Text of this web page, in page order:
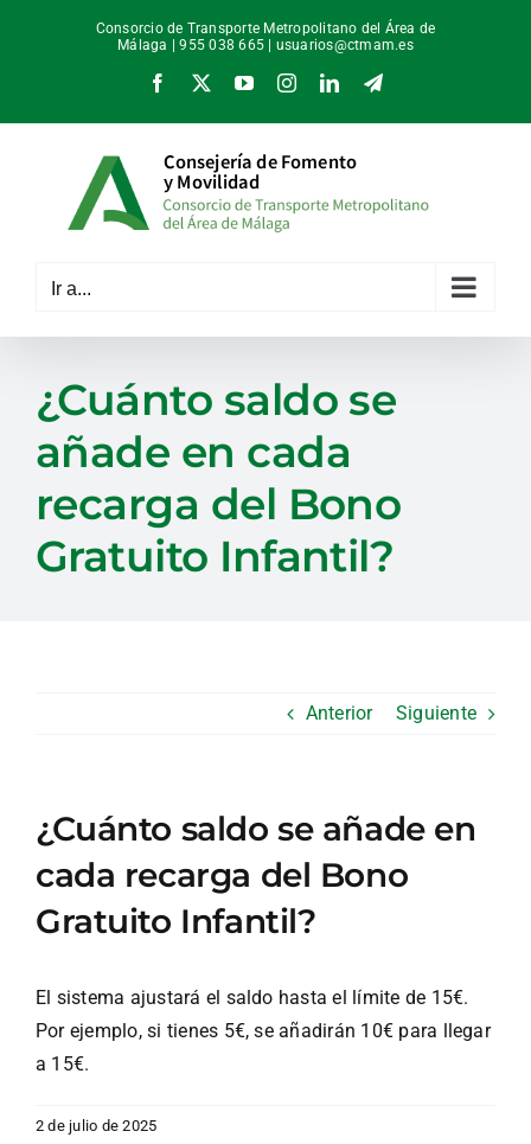
Consorcio de Transporte Metropolitano del Área de
Málaga | 955 038 665 | usuarios@ctmam.es
Facebook
X YouTubeInstagramLinkedInTelegram
Ir a...
¿Cuánto saldo se
añade en cada
recarga del Bono
Gratuito Infantil?
Anterior Siguiente
¿Cuánto saldo se añade en
cada recarga del Bono
Gratuito Infantil?
El sistema ajustará el saldo hasta el límite de 15€.
Por ejemplo, si tienes 5€, se añadirán 10€ para llegar
a 15€.
2 de julio de 2025